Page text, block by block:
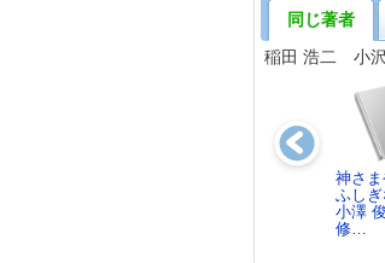
同じ著者
稲田 浩二 小
神さ
ふし
小澤
修…